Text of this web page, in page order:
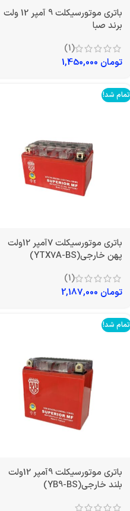
باتری موتورسیکلت 9 آمپر 12 ولت
برند صبا
(1)
تومان
تمام شد!
باتری موتورسیکلت 7آمپر 12ولت
پهن خارجی(YTX7A-BS)
(1)
تومان
تمام شد!
باتری موتورسیکلت 9آمپر 12ولت
بلند خارجی(YB9-BS)